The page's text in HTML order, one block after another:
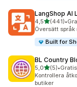
LangShop AI
4,5av 5 stjärnor
(441)
441 •
Översätt språk
Built for
BL Country
5,0av 5 stjärnor
(5)
5 recensioner
•
Kontrollera
butiker